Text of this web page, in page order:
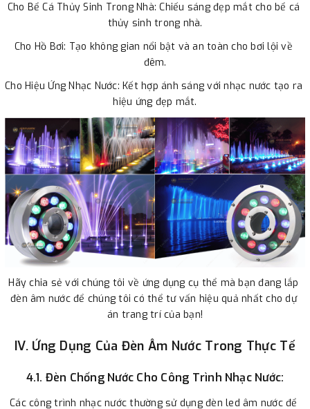
Cho Bể Cá Thủy Sinh Trong Nhà: Chiếu sáng đẹp mắt cho bể cá
thủy sinh trong nhà.
Cho Hồ Bơi: Tạo không gian nổi bật và an toàn cho bơi lội về
đêm.
Cho Hiệu Ứng Nhạc Nước: Kết hợp ánh sáng với nhạc nước tạo ra
hiệu ứng đẹp mắt.
Hãy chia sẻ với chúng tôi về ứng dụng cụ thể mà bạn đang lắp
đèn âm nước để chúng tôi có thể tư vấn hiệu quả nhất cho dự
án trang trí của bạn!
IV. Ứng Dụng Của Đèn Âm Nước Trong Thực Tế
4.1. Đèn Chống Nước Cho Công Trình Nhạc Nước:
Các công trình nhạc nước thường sử dụng đèn led âm nước để